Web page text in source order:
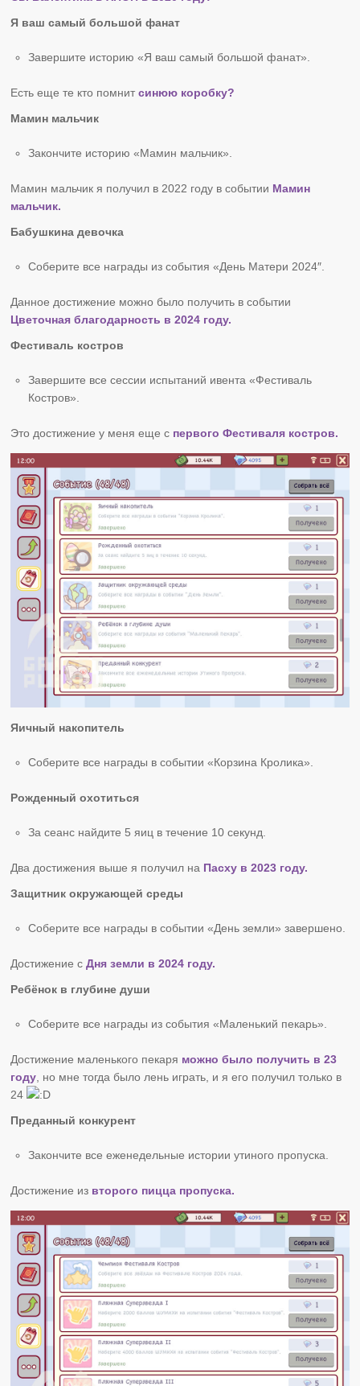
Я ваш самый большой фанат
Завершите историю «Я ваш самый большой фанат».
Есть еще те кто помнитсинюю коробку?
Мамин мальчик
Закончите историю «Мамин мальчик».
Мамин мальчик я получил в 2022 году в событии Мамин
мальчик.
Бабушкина девочка
Соберите все награды из события «День Матери 2024″.
Данное достижение можно было получить в событии
Цветочная благодарность в 2024 году.
Фестиваль костров
Завершите все сессии испытаний ивента «Фестиваль
Костров».
Это достижение у меня еще с первого Фестиваля костров.
Яичный накопитель
Соберите все награды в событии «Корзина Кролика».
Рожденный охотиться
За сеанс найдите 5 яиц в течение 10 секунд.
Два достижения выше я получил на Пасху в 2023 году.
Защитник окружающей среды
Соберите все награды в событии «День земли» завершено.
Достижение сДня земли в 2024 году.
Ребёнок в глубине души
Соберите все награды из события «Маленький пекарь».
Достижение маленького пекаря можно было получить в 23
году , но мне тогда было лень играть, и я его получил только в
24
Преданный конкурент
Закончите все еженедельные истории утиного пропуска.
Достижение из второго пицца пропуска.